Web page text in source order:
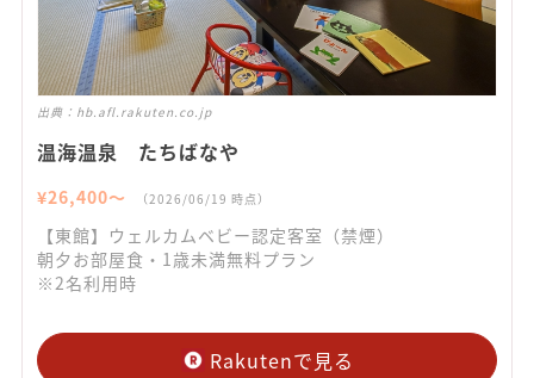
出典： hb.afl.rakuten.co.jp
温海温泉 たちばなや
¥26,400〜 （2026/06/19 時点）
【東館】ウェルカムベビー認定客室（禁煙）
朝夕お部屋食・1歳未満無料プラン
※2名利用時
Rakutenで見る